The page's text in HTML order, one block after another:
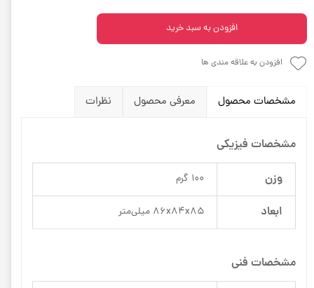
افزودن به سبد خرید
افزودن به علاقه مندی ها
مشخصات محصول معرفی محصول نظرات
مشخصات فیزیکی
وزن 100 گرم
ابعاد 86x84x85 میلی‌متر
مشخصات فنی